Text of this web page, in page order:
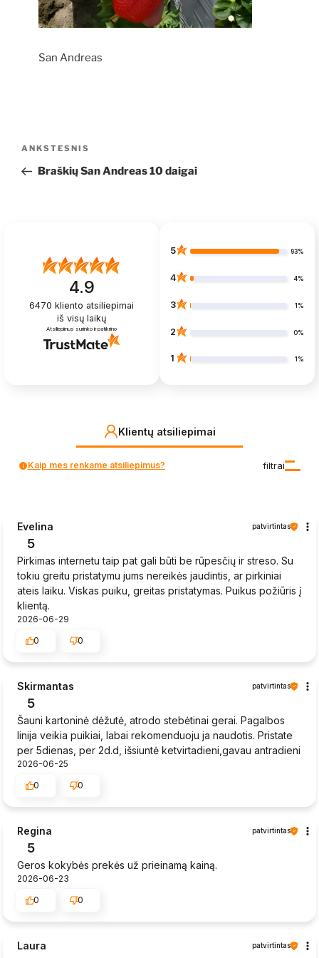
San Andreas
Navigacija
įrašų
Ankstesnis
įrašas
ANKSTESNIS
Braškių San Andreas 10 daigai
4.9
6470 kliento atsiliepimai
iš visų laikų
Atsiliepimus surinko ir patikrino
5 93%
4 4%
3 1%
2 0%
1 1%
Klientų atsiliepimai
filtrai
Kaip mes renkame atsiliepimus?
Evelina patvirtintas
5
Pirkimas internetu taip pat gali būti be rūpesčių ir streso. Su
tokiu greitu pristatymu jums nereikės jaudintis, ar pirkiniai
ateis laiku. Viskas puiku, greitas pristatymas. Puikus požiūris į
klientą.
2026-06-29
0
0
Skirmantas patvirtintas
5
Šauni kartoninė dėžutė, atrodo stebėtinai gerai. Pagalbos
linija veikia puikiai, labai rekomenduoju ja naudotis. Pristate
per 5dienas, per 2d.d, išsiuntė ketvirtadieni,gavau antradieni
2026-06-25
0
0
Regina patvirtintas
5
Geros kokybės prekės už prieinamą kainą.
2026-06-23
0
0
Laura patvirtintas